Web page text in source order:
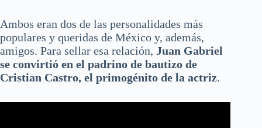
Ambos eran dos de las personalidades más
populares y queridas de México y, además,
amigos. Para sellar esa relación, Juan Gabriel
se convirtió en el padrino de bautizo de
Cristian Castro, el primogénito de la actriz.